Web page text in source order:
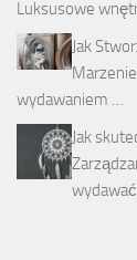
Luksusowe
Jak
wydawaniem …
Jak
wydawać